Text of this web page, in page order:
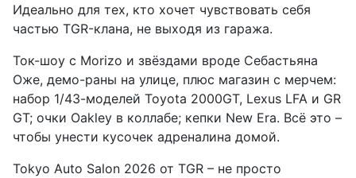
Идеально для тех, кто хочет чувствовать себя
частью TGR-клана, не выходя из гаража.
Ток-шоу с Morizo и звёздами вроде Себастьяна
Оже, демо-раны на улице, плюс магазин с мерчем:
набор 1/43-моделей Toyota 2000GT, Lexus LFA и GR
GT; очки Oakley в коллабе; кепки New Era. Всё это –
чтобы унести кусочек адреналина домой.
Tokyo Auto Salon 2026 от TGR – не просто